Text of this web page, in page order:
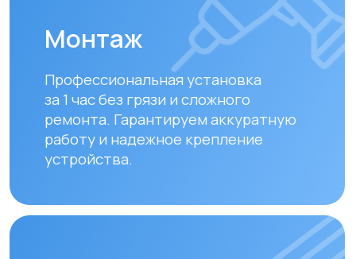
раз в 6–12
для долгой и эффективной
работы устройства.
устанавливаем оригинальные или
Замена фильтров